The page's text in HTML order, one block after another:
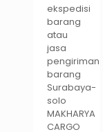
ekspedisi
barang
atau
jasa
pengiriman
barang
Surabaya-
solo
MAKHARYA
CARGO